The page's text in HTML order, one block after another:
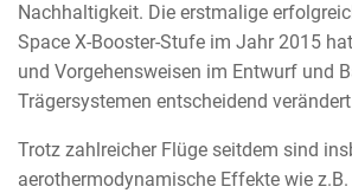
Nachhaltigkeit. Die erstmalige
Space X-Booster-Stufe im Jahr 2015
und Vorgehensweisen im Entwurf und
Trägersystemen entscheidend
Trotz zahlreicher Flüge seitdem sind
aerothermodynamische Effekte wie